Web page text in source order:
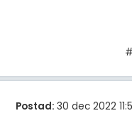
Postad: 30 dec 2022